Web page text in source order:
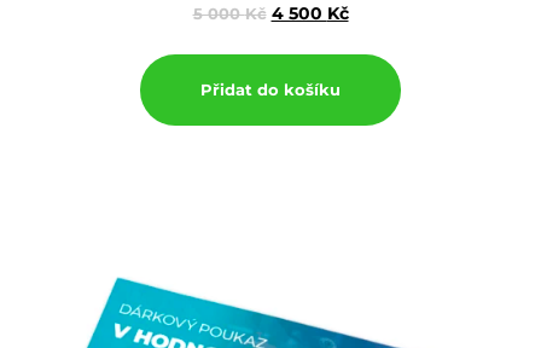
5 000Kč 4 500 Kč
Přidat do košíku